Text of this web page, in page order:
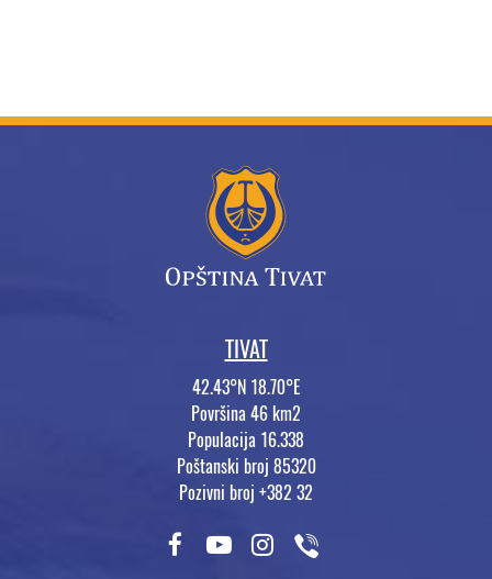
TIVAT
42.43°N 18.70°E
Površina 46 km2
Populacija 16.338
Poštanski broj 85320
Pozivni broj +382 32